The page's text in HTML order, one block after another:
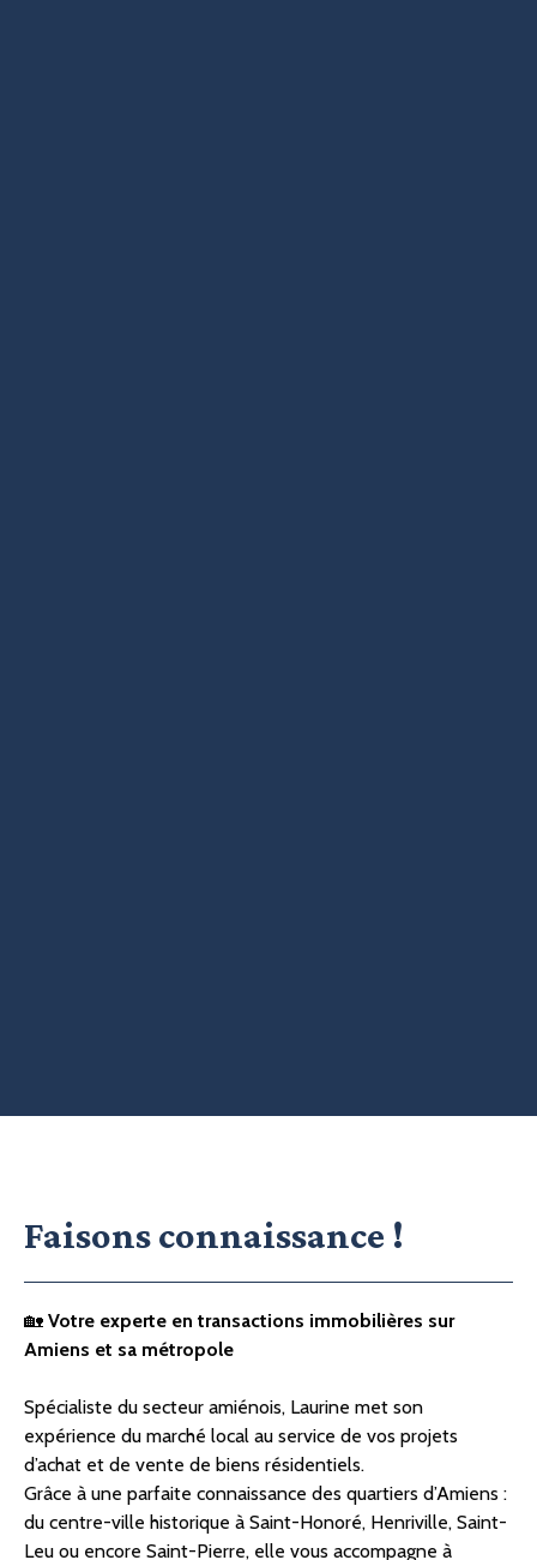
Faisonsconnaissance !
🏡 Votre experte en transactions immobilières sur
Amiens et sa métropole
Spécialiste du secteur amiénois, Laurine met son
expérience du marché local au service de vos projets
d’achat et de vente de biens résidentiels.
Grâce à une parfaite connaissance des quartiers d’Amiens :
du centre-ville historique à Saint-Honoré, Henriville, Saint-
Leu ou encore Saint-Pierre, elle vous accompagne à